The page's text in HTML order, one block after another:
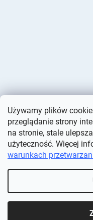
Używamy plików
przeglądanie strony
na stronie, stale
użyteczność. Więcej
warunkach